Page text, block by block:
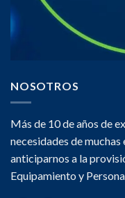
NOSOTROS
Más de 10 de años de
necesidades de
anticiparnos a la
Equipamiento y